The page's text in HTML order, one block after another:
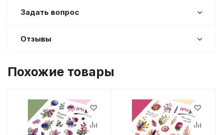
Задать вопрос
Отзывы
Похожие товары